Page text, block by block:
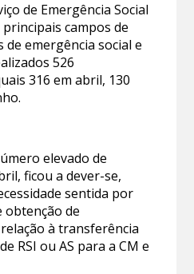
de Emergência Social
principais campos de
de emergência social e
526
316 em abril, 130
elevado de
ficou a dever-se,
sentida por
obtenção de
à transferência
RSI ou AS para a CM e